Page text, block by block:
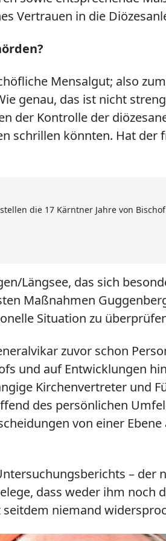
Vertrauen in die
Mensalgut; also
genau, das ist nicht
der Kontrolle der
schrillen könnten. Hat
die 17 Kärntner Jahre von
Längsee, das sich
Maßnahmen
Situation zu
zuvor schon
und auf Entwicklungen
Kirchenvertreter und
des persönlichen
von einer
– der
dass weder ihm noch
niemand